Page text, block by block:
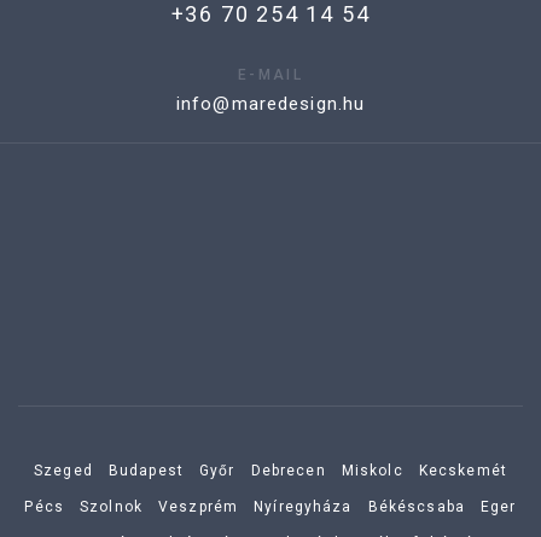
+36 70 254 14 54
E-MAIL
info@maredesign.hu
Szeged Budapest Győr Debrecen Miskolc Kecskemét
Pécs Szolnok Veszprém Nyíregyháza Békéscsaba Eger